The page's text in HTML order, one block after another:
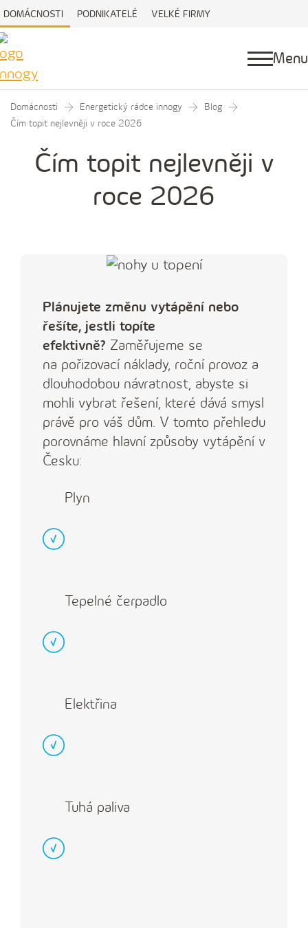
DOMÁCNOSTI PODNIKATELÉ VELKÉ FIRMY
Menu
Domácnosti Energetický rádce innogy
Blog
Čím topit nejlevněji v roce 2026
Čím topit nejlevněji v
roce 2026
Plánujete změnu vytápění nebo
řešíte, jestli topíte
efektivně? Zaměřujeme se
na pořizovací náklady, roční provoz a
dlouhodobou návratnost, abyste si
mohli vybrat řešení, které dává smysl
právě pro váš dům. V tomto přehledu
porovnáme hlavní způsoby vytápění v
Česku:
Plyn
Tepelné čerpadlo
Elektřina
Tuhá paliva